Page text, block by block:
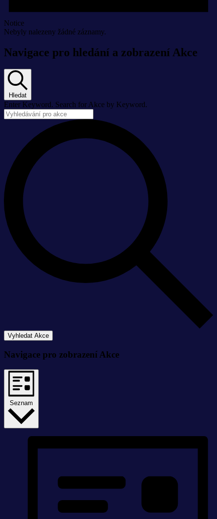
Notice
Nebyly nalezeny žádné záznamy.
Navigace pro hledání a zobrazení Akce
Hledat
Enter Keyword. Search for Akce by Keyword.
Vyhledat Akce
Navigace pro zobrazení Akce
Seznam